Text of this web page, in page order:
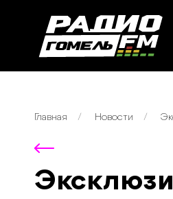
Главная Новости